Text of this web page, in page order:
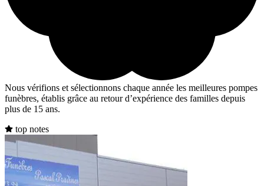
Nous vérifions et sélectionnons chaque année les meilleures pompes
funèbres, établis grâce au retour d’expérience des familles depuis
plus de 15 ans.
top notes